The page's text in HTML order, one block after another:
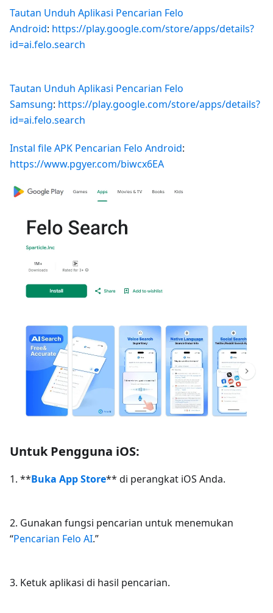
Tautan Unduh Aplikasi Pencarian Felo
Android: https://play.google.com/store/apps/details?
id=ai.felo.search
Tautan Unduh Aplikasi Pencarian Felo
Samsung: https://play.google.com/store/apps/details?
id=ai.felo.search
Instal file APK Pencarian Felo Android:
https://www.pgyer.com/biwcx6EA
Untuk Pengguna iOS:
1. **Buka App Store** di perangkat iOS Anda.
2. Gunakan fungsi pencarian untuk menemukan
“Pencarian Felo AI.”
3. Ketuk aplikasi di hasil pencarian.